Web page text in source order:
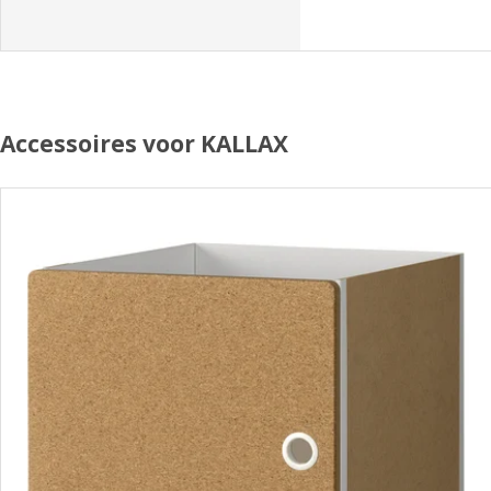
Accessoires voor KALLAX